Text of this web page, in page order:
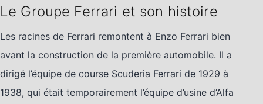
Le Groupe Ferrari et son histoire
Les racines de Ferrari remontent à Enzo Ferrari bien
avant la construction de la première automobile. Il a
dirigé l’équipe de course Scuderia Ferrari de 1929 à
1938, qui était temporairement l’équipe d’usine d’Alfa